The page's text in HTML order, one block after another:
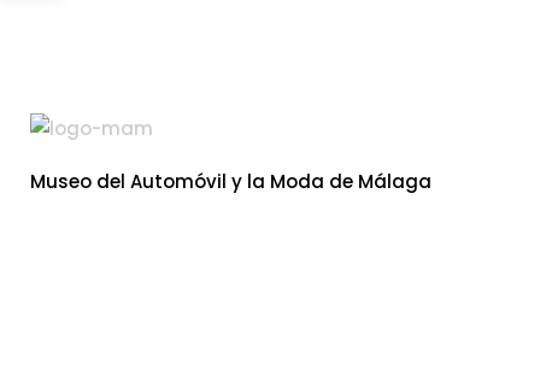
Museo del Automóvil y la Moda de Málaga